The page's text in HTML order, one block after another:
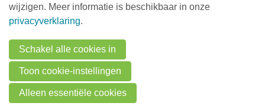
Vacatures
wijzigen. Meer informatie is beschikbaar in onze
privacyverklaring.
Schakel alle cookies in
Toon cookie-instellingen
Alleen essentiële cookies